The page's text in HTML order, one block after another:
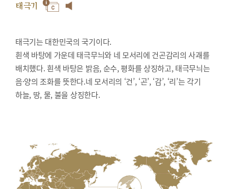
태극기
태극기는 대한민국의 국기이다.
흰색 바탕에 가운데 태극무늬와 네 모서리에 건곤감리의 사괘를
배치했다. 흰색 바탕은 밝음, 순수, 평화를 상징하고, 태극무늬는
음·양의 조화를 뜻한다.네 모서리의 ‘건’, ‘곤’, ‘감’, ‘리’는 각기
하늘, 땅, 물, 불을 상징한다.